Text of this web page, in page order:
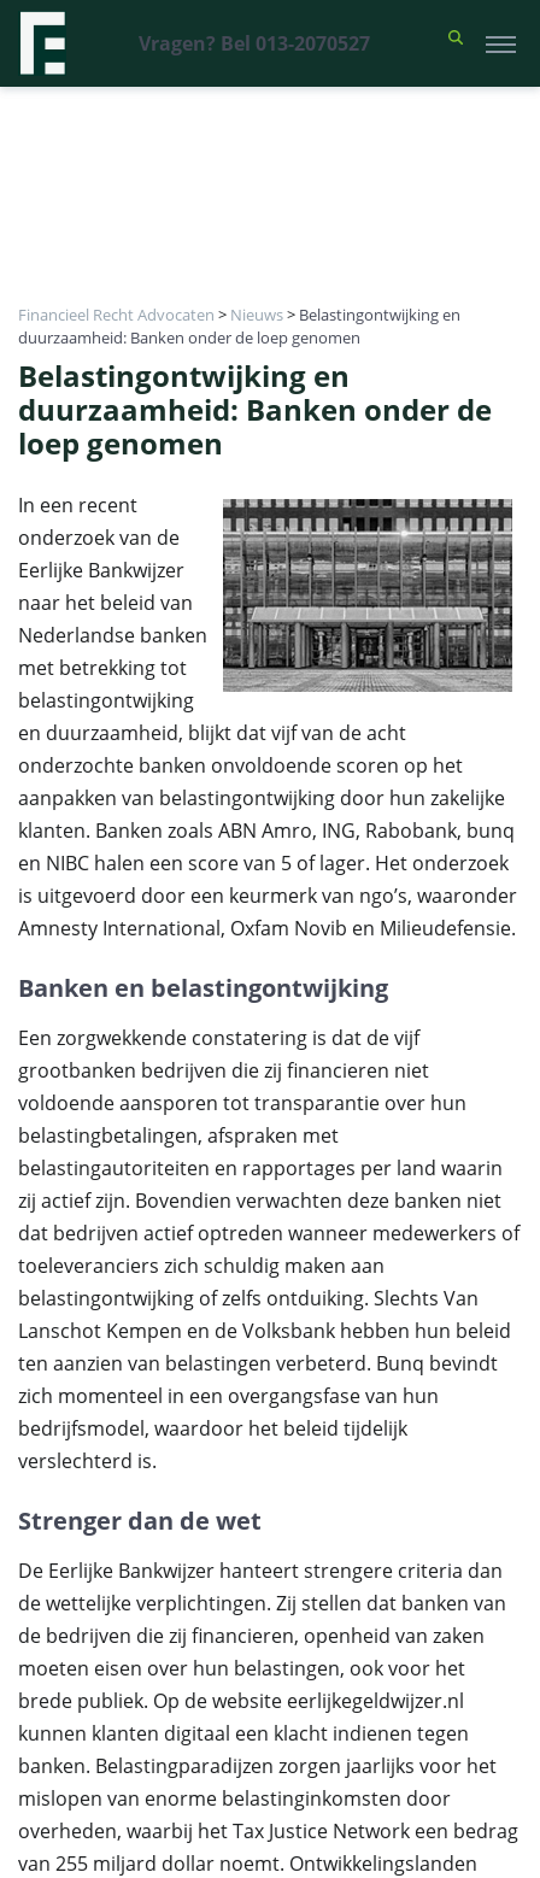
Vragen? Bel 013-2070527
Financieel Recht Advocaten > Nieuws> Belastingontwijking en
duurzaamheid: Banken onder de loep genomen
Belastingontwijking en
duurzaamheid: Banken onder de
loep genomen
In een recent
onderzoek van de
Eerlijke Bankwijzer
naar het beleid van
Nederlandse banken
met betrekking tot
belastingontwijking
en duurzaamheid, blijkt dat vijf van de acht
onderzochte banken onvoldoende scoren op het
aanpakken van belastingontwijking door hun zakelijke
klanten. Banken zoals ABN Amro, ING, Rabobank, bunq
en NIBC halen een score van 5 of lager. Het onderzoek
is uitgevoerd door een keurmerk van ngo’s, waaronder
Amnesty International, Oxfam Novib en Milieudefensie.
Banken en belastingontwijking
Een zorgwekkende constatering is dat de vijf
grootbanken bedrijven die zij financieren niet
voldoende aansporen tot transparantie over hun
belastingbetalingen, afspraken met
belastingautoriteiten en rapportages per land waarin
zij actief zijn. Bovendien verwachten deze banken niet
dat bedrijven actief optreden wanneer medewerkers of
toeleveranciers zich schuldig maken aan
belastingontwijking of zelfs ontduiking. Slechts Van
Lanschot Kempen en de Volksbank hebben hun beleid
ten aanzien van belastingen verbeterd. Bunq bevindt
zich momenteel in een overgangsfase van hun
bedrijfsmodel, waardoor het beleid tijdelijk
verslechterd is.
Strenger dan de wet
De Eerlijke Bankwijzer hanteert strengere criteria dan
de wettelijke verplichtingen. Zij stellen dat banken van
de bedrijven die zij financieren, openheid van zaken
moeten eisen over hun belastingen, ook voor het
brede publiek. Op de website eerlijkegeldwijzer.nl
kunnen klanten digitaal een klacht indienen tegen
banken. Belastingparadijzen zorgen jaarlijks voor het
mislopen van enorme belastinginkomsten door
overheden, waarbij het Tax Justice Network een bedrag
van 255 miljard dollar noemt. Ontwikkelingslanden